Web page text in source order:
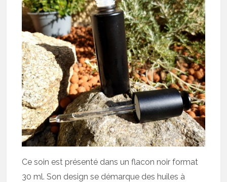
Ce soin est présenté dans un flacon noir format
30 ml. Son design se démarque des huiles à